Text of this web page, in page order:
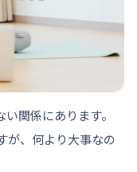
関係にあります。
が、何より大事なの